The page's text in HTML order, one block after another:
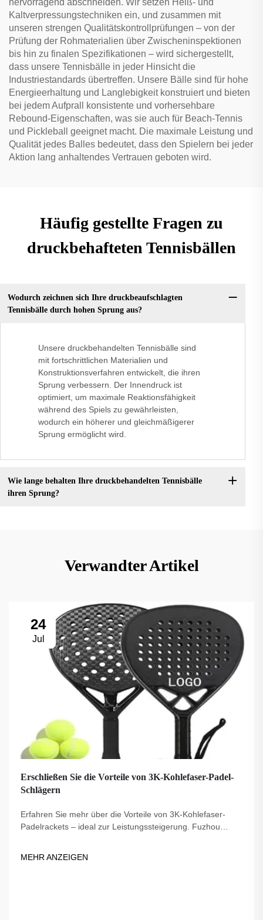
hervorragend abschneiden. Wir setzen Heiß- und
Kaltverpressungstechniken ein, und zusammen mit
unseren strengen Qualitätskontrollprüfungen – von der
Prüfung der Rohmaterialien über Zwischeninspektionen
bis hin zu finalen Spezifikationen – wird sichergestellt,
dass unsere Tennisbälle in jeder Hinsicht die
Industriestandards übertreffen. Unsere Bälle sind für hohe
Energieerhaltung und Langlebigkeit konstruiert und bieten
bei jedem Aufprall konsistente und vorhersehbare
Rebound-Eigenschaften, was sie auch für Beach-Tennis
und Pickleball geeignet macht. Die maximale Leistung und
Qualität jedes Balles bedeutet, dass den Spielern bei jeder
Aktion lang anhaltendes Vertrauen geboten wird.
Häufig gestellte Fragen zu
druckbehafteten Tennisbällen
Wodurch zeichnen sich Ihre druckbeaufschlagten
Tennisbälle durch hohen Sprung aus?
Unsere druckbehandelten Tennisbälle sind
mit fortschrittlichen Materialien und
Konstruktionsverfahren entwickelt, die ihren
Sprung verbessern. Der Innendruck ist
optimiert, um maximale Reaktionsfähigkeit
während des Spiels zu gewährleisten,
wodurch ein höherer und gleichmäßigerer
Sprung ermöglicht wird.
Wie lange behalten Ihre druckbehandelten Tennisbälle
ihren Sprung?
Verwandter Artikel
24
Jul
Erschließen Sie die Vorteile von 3K-Kohlefaser-Padel-
Schlägern
Erfahren Sie mehr über die Vorteile von 3K-Kohlefaser-
Padelrackets – ideal zur Leistungssteigerung. Fuzhou
MEHR ANZEIGEN